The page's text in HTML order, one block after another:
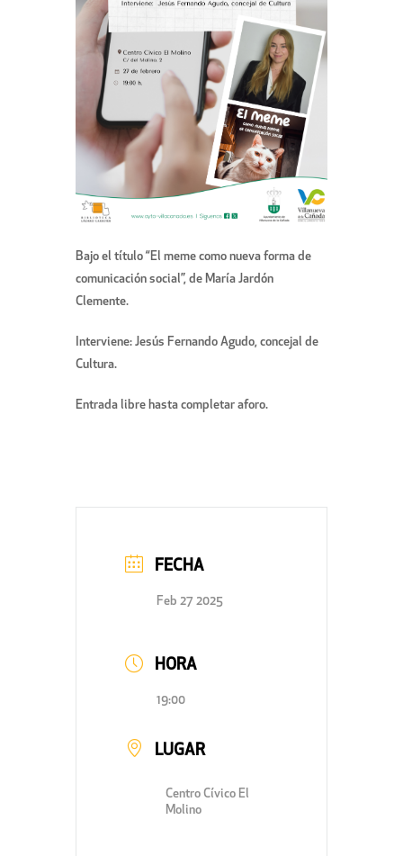
Bajo el título “El meme como nueva forma de
comunicación social”, de María Jardón
Clemente.
Interviene: Jesús Fernando Agudo, concejal de
Cultura.
Entrada libre hasta completar aforo.
FECHA
Feb 27 2025
HORA
19:00
LUGAR
Centro Cívico El
Molino